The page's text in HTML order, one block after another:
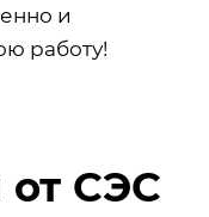
и
работу!
от СЭС